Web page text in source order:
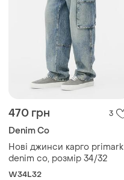
470 грн 3
Denim Co
Нові джинси карго primark
denim co, розмір 34/32
W34L32